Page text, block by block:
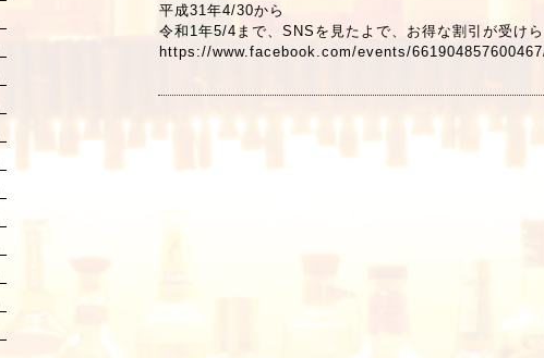
平成31年4/30から
令和1年5/4まで、SNSを見たよで、お得な割引が受け
https://www.facebook.com/events/